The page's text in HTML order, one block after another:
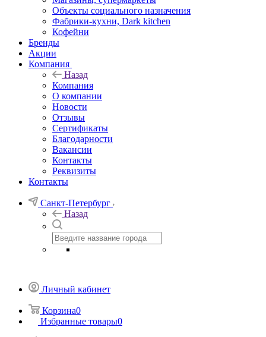
Объекты социального назначения
Фабрики-кухни, Dark kitchen
Кофейни
Бренды
Акции
Компания
Назад
Компания
О компании
Новости
Отзывы
Сертификаты
Благодарности
Вакансии
Контакты
Реквизиты
Контакты
Санкт-Петербург
Назад
Личный кабинет
Корзина0
Избранные товары0